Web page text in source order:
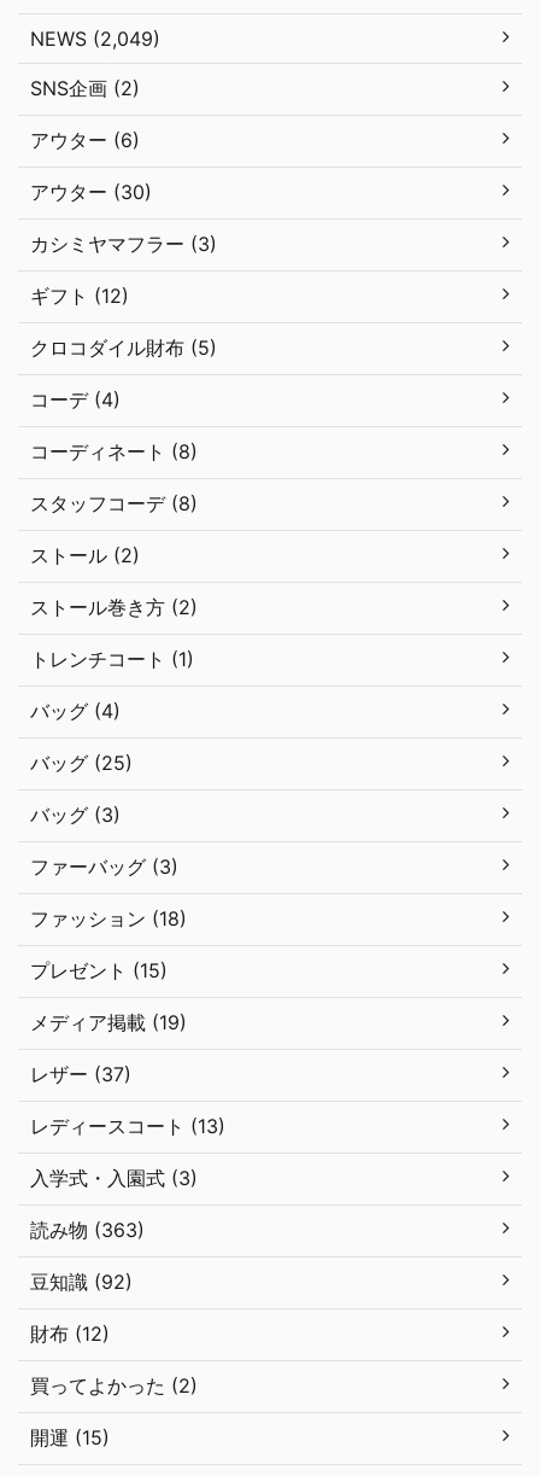
NEWS (2,049)
SNS企画 (2)
アウター (6)
アウター (30)
カシミヤマフラー (3)
ギフト (12)
クロコダイル財布 (5)
コーデ (4)
コーディネート (8)
スタッフコーデ (8)
ストール (2)
ストール巻き方 (2)
トレンチコート (1)
バッグ (4)
バッグ (25)
バッグ (3)
ファーバッグ (3)
ファッション (18)
プレゼント (15)
メディア掲載 (19)
レザー (37)
レディースコート (13)
入学式・入園式 (3)
読み物 (363)
豆知識 (92)
財布 (12)
買ってよかった (2)
開運 (15)